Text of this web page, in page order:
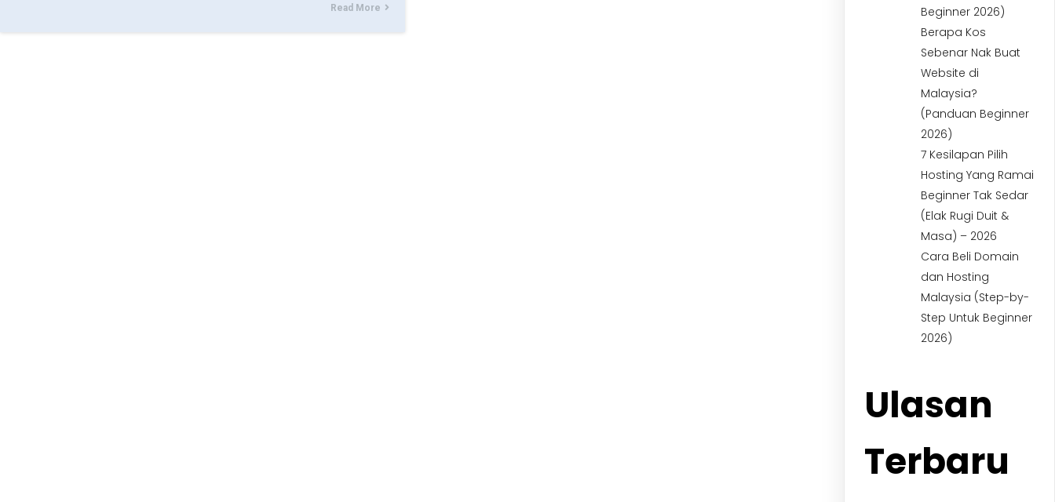
Read More
Beginner 2026)
Berapa Kos
Sebenar Nak Buat
Website di
Malaysia?
(Panduan Beginner
2026)
7 Kesilapan Pilih
Hosting Yang Ramai
Beginner Tak Sedar
(Elak Rugi Duit &
Masa) – 2026
Cara Beli Domain
dan Hosting
Malaysia (Step-by-
Step Untuk Beginner
2026)
Ulasan
Terbaru